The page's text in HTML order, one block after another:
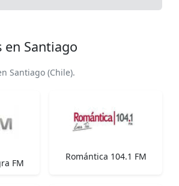
en Santiago
Santiago (Chile).
FM
Romántica 104.1 FM